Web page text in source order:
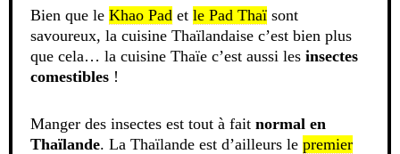
Bien que le Khao Pad et le Pad Thaï sont
savoureux, la cuisine Thaïlandaise c’est bien plus
que cela… la cuisine Thaïe c’est aussi les insectes
comestibles !
Manger des insectes est tout à fait normal en
Thaïlande. La Thaïlande est d’ailleurs le premier